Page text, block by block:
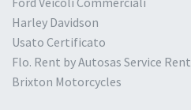
Harley Davidson
Usato Certificato
Flo. Rent by Autosas Service Rent
Brixton Motorcycles